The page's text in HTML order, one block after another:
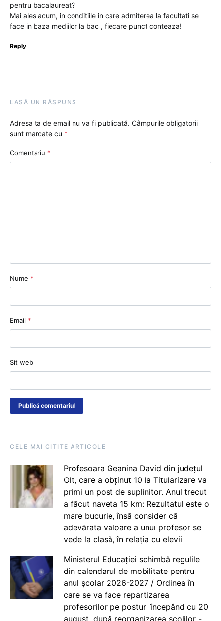
pentru bacalaureat?
Mai ales acum, in conditiile in care admiterea la facultati se
face in baza mediilor la bac , fiecare punct conteaza!
Reply
LASĂ UN RĂSPUNS
Adresa ta de email nu va fi publicată. Câmpurile obligatorii
sunt marcate cu *
Comentariu *
Nume *
Email *
Sit web
CELE MAI CITITE ARTICOLE
Profesoara Geanina David din județul
Olt, care a obținut 10 la Titularizare va
primi un post de suplinitor. Anul trecut
a făcut naveta 15 km: Rezultatul este o
mare bucurie, însă consider că
adevărata valoare a unui profesor se
vede la clasă, în relația cu elevii
Ministerul Educației schimbă regulile
din calendarul de mobilitate pentru
anul școlar 2026-2027 / Ordinea în
care se va face repartizarea
profesorilor pe posturi începând cu 20
august, după reorganizarea școlilor -